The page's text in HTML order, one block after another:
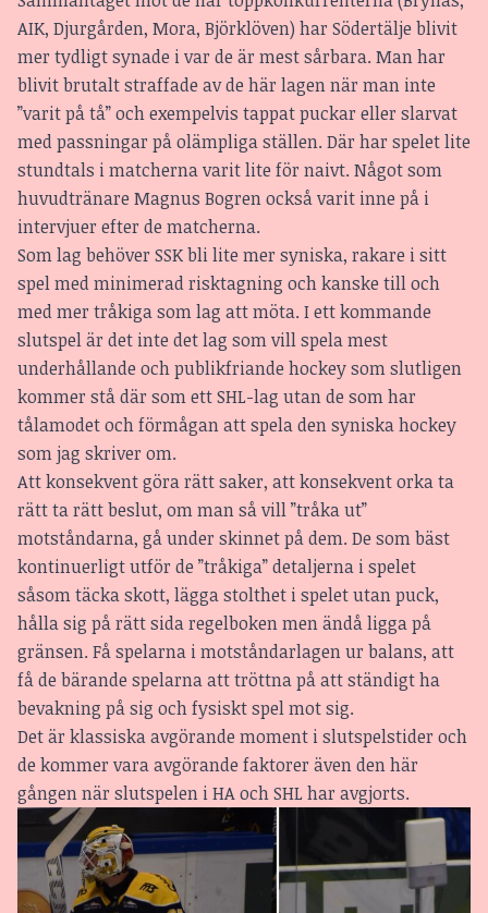
AIK, Djurgården, Mora, Björklöven) har Södertälje blivit
mer tydligt synade i var de är mest sårbara. Man har
blivit brutalt straffade av de här lagen när man inte
”varit på tå” och exempelvis tappat puckar eller slarvat
med passningar på olämpliga ställen. Där har spelet lite
stundtals i matcherna varit lite för naivt. Något som
huvudtränare Magnus Bogren också varit inne på i
intervjuer efter de matcherna.
Som lag behöver SSK bli lite mer syniska, rakare i sitt
spel med minimerad risktagning och kanske till och
med mer tråkiga som lag att möta. I ett kommande
slutspel är det inte det lag som vill spela mest
underhållande och publikfriande hockey som slutligen
kommer stå där som ett SHL-lag utan de som har
tålamodet och förmågan att spela den syniska hockey
som jag skriver om.
Att konsekvent göra rätt saker, att konsekvent orka ta
rätt ta rätt beslut, om man så vill ”tråka ut”
motståndarna, gå under skinnet på dem. De som bäst
kontinuerligt utför de ”tråkiga” detaljerna i spelet
såsom täcka skott, lägga stolthet i spelet utan puck,
hålla sig på rätt sida regelboken men ändå ligga på
gränsen. Få spelarna i motståndarlagen ur balans, att
få de bärande spelarna att tröttna på att ständigt ha
bevakning på sig och fysiskt spel mot sig.
Det är klassiska avgörande moment i slutspelstider och
de kommer vara avgörande faktorer även den här
gången när slutspelen i HA och SHL har avgjorts.